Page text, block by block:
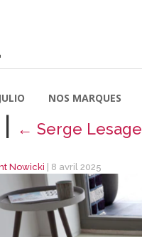
NOS MARQUES
| ← Serge Lesage
Nowicki 8 avril 2025